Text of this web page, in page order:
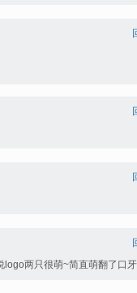
两只很萌~简直萌翻了口牙